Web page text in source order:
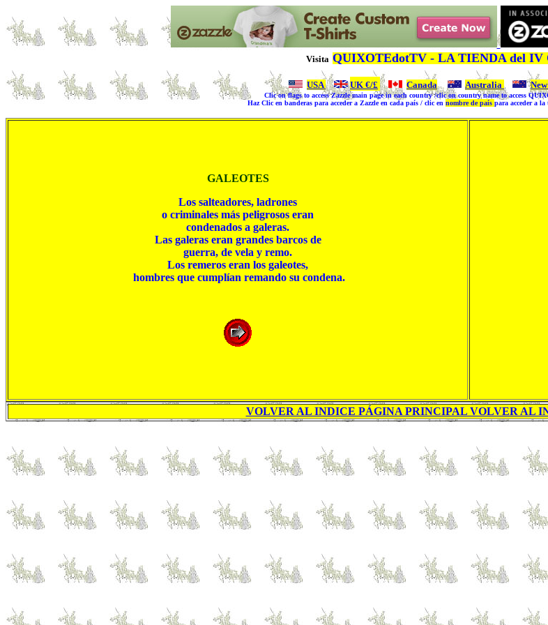
Visita QUIXOTEdotTV - LA TIENDA del IV
USA| UK €/£ | Canada| Australia |
Clic on flags to access Zazzle main page in each country /clic on country name to access
Haz Clic en banderas para acceder a Zazzle en cada país / clic en nombre de país para acceder a
GALEOTES
Los salteadores, ladrones
o criminales más peligrosos eran
condenados a galeras.
Las galeras eran grandes barcos de
guerra, de vela y remo.
Los remeros eran los galeotes,
hombres que cumplían remando su condena.
VOLVER AL INDICE PÁGINA PRINCIPAL VOLVER AL